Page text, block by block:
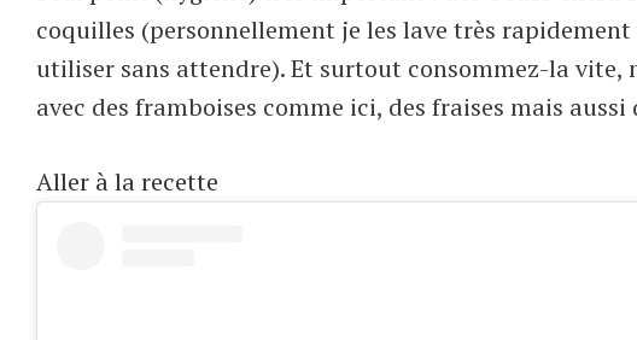
coquilles (personnellement je les lave très
utiliser sans attendre). Et surtout consommez-la vite,
avec des framboises comme ici, des fraises mais aussi
Aller à la recette